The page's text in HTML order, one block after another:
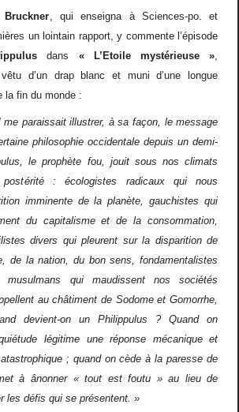
Bruckner, qui enseigna àSciences-po. et
ères un lointain rapport, y commente l’épisode
dans « L’ Etoile mystérieuse»,
êtu d’un drap blanc et muni d’une longue
la fin du monde :
paraissait illustrer, àsa façon, le message
philosophie occidentale depuis un demi-
le prophète fou, jouit sous nos climats
postérité :écologistes radicaux qui nous
imminente de la planète, gauchistes qui
du capitalisme et de la consommation,
divers qui pleurent sur la disparition de
de la nation, du bon sens, fondamentalistes
qui maudissent nos sociétés
au châtiment de Sodome et Gomorrhe,
devient-on un Philippulus
? Quand on
étude légitime une réponse mécanique et
; quand on cèdeà la paresse de
à ânonner «tout est foutu »au lieu de
les défis qui se présentent. »